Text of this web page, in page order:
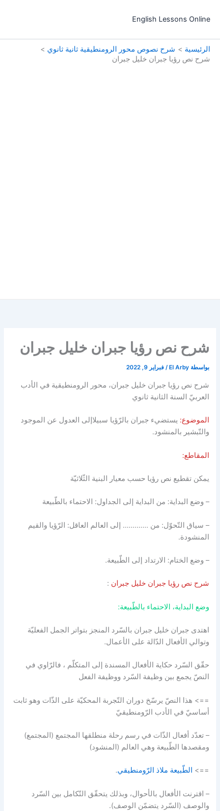
إلىEnglish Lessons Online
الرئيسية
شرح نصوص محور الرومنطيقية ثانية ثانوي
شرح نص رؤيا جبران خليل جبران
شرح نص رؤيا جبران خليل جبران
بواسطة El Arby
/فبراير 9, 2022
شرح نص رؤيا جبران خليل جبران، محور الرومنطيقية في الأدب
العربيّ السنة الثانية ثانوي
الموضوع: يستضيء جبران بالرّؤيا سبيلاإلى العدول عن الموجود
والتّبشير بالمنشود.
المقاطع:
يمكن تقطيع نص رؤيا حسب معيار البنية الثّلاثيّة
– وضع البداية: من البداية إلى الجداول: الاحتماء بالطّبيعة
– سياق التّحوّل: من …………. إلى العالم العاقل: الرّؤيا والقيم
المنشودة.
– وضع الختام: الارتداد إلى الطّبيعة.
شرح نص رؤيا جبران خليل جبران :
وضع البداية، الاحتماء بالطّبيعة:
اهتدى جبران خليل جبران بالسّرد المنجز بتواتر الجمل الفعليّة
وتوالي الأفعال الدّالة على الأعمال.
حقّق السّرد حكاية الأفعال المسندة إلى المتكلّم ، فالرّاوي في
النصّ يجمع بين وظيفة السّرد ووظيفة الفعل
==> هذا النصّ يرسّخ دوران التّجربة المحكيّة على الذّات وهو ثابت
أساسيّ في الأدب الرّومنطيقيّ
– تعدّد أفعال الذّات في رسم رحلة منطلقها المجتمع (المجتمع)
ومقصدها الطّبيعة وهي العالم (المنشود)
==> الطّبيعة ملاذ الرّومنطيقي.
– اقترنت الأفعال بالأحوال، وبذلك يتحقّق التّكامل بين السّرد
والوصف (السّرد يتضمّن الوصف).